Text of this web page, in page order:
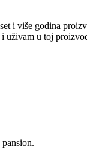
i više godina
u toj